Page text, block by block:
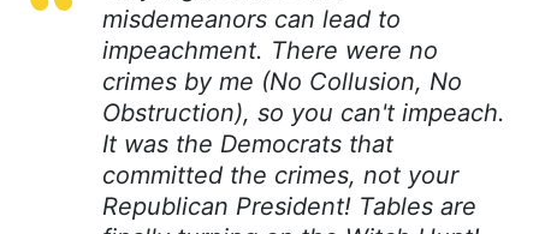
misdemeanors can lead to
impeachment. There were no
crimes by me (No Collusion, No
Obstruction), so you can't impeach.
It was the Democrats that
committed the crimes, not your
Republican President! Tables are